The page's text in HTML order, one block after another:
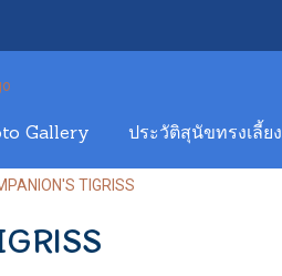
Gallery ประวัติสุนัขทรงเลี้ยง
TIGRISS